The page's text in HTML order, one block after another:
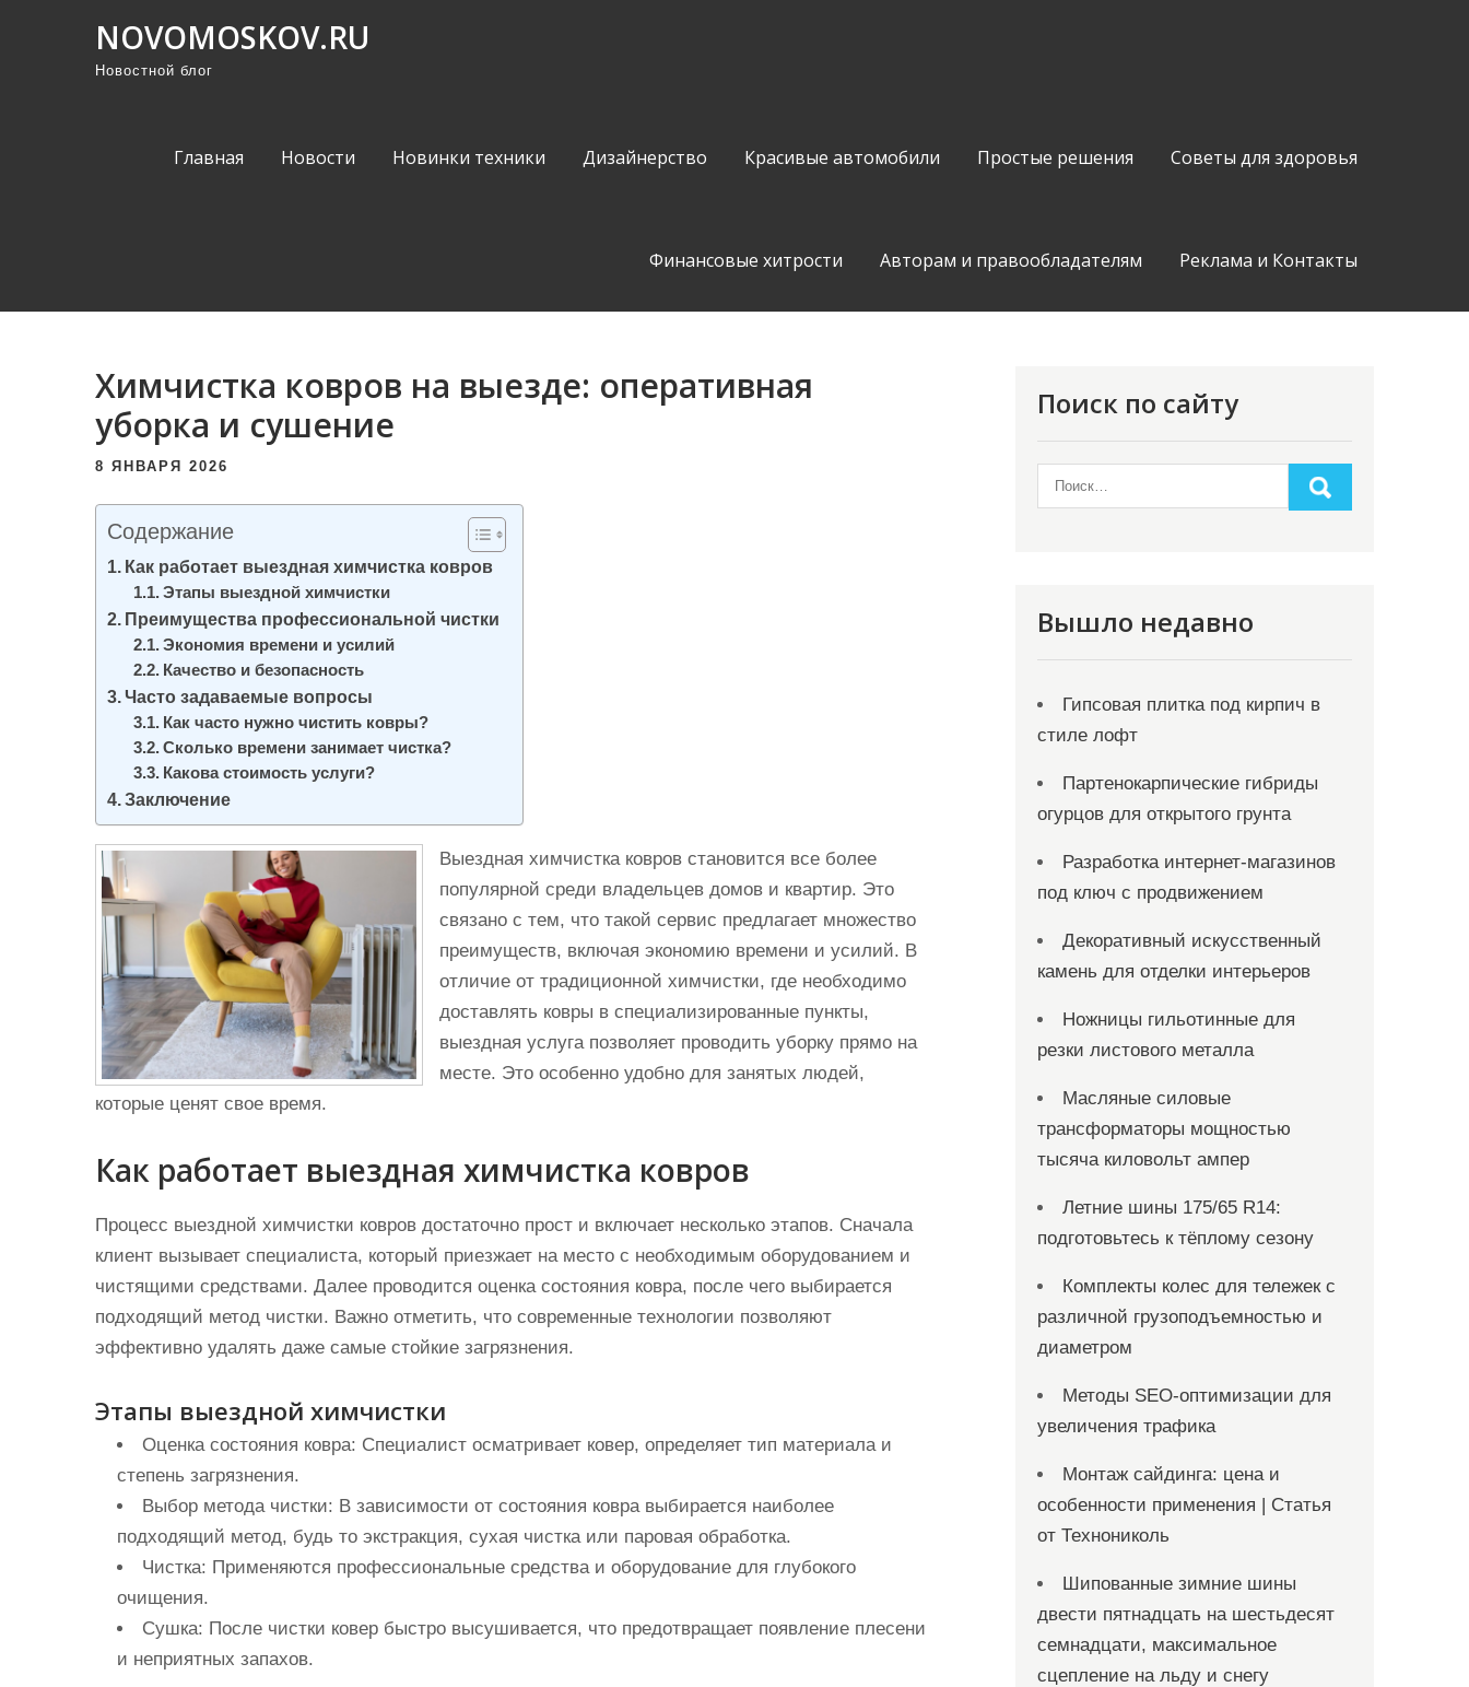
NOVOMOSKOV.RU
Новостной блог
Главная Новости Новинки техники Дизайнерство Красивые автомобили Простые решения Советы для здоровья
Финансовые хитрости Авторам и правообладателям Реклама и Контакты
Химчистка ковров на выезде: оперативная
уборка и сушение
8 ЯНВАРЯ 2026
Содержание
Как работает выездная химчистка ковров
Этапы выездной химчистки
Преимущества профессиональной чистки
Экономия времени и усилий
Качество и безопасность
Часто задаваемые вопросы
Как часто нужно чистить ковры?
Сколько времени занимает чистка?
Какова стоимость услуги?
Заключение
Выездная химчистка ковров становится все более
популярной среди владельцев домов и квартир. Это
связано с тем, что такой сервис предлагает множество
преимуществ, включая экономию времени и усилий. В
отличие от традиционной химчистки, где необходимо
доставлять ковры в специализированные пункты,
выездная услуга позволяет проводить уборку прямо на
месте. Это особенно удобно для занятых людей,
которые ценят свое время.
Как работает выездная химчистка ковров
Процесс выездной химчистки ковров достаточно прост и включает несколько этапов. Сначала
клиент вызывает специалиста, который приезжает на место с необходимым оборудованием и
чистящими средствами. Далее проводится оценка состояния ковра, после чего выбирается
подходящий метод чистки. Важно отметить, что современные технологии позволяют
эффективно удалять даже самые стойкие загрязнения.
Этапы выездной химчистки
Оценка состояния ковра: Специалист осматривает ковер, определяет тип материала и
степень загрязнения.
Выбор метода чистки: В зависимости от состояния ковра выбирается наиболее
подходящий метод, будь то экстракция, сухая чистка или паровая обработка.
Чистка: Применяются профессиональные средства и оборудование для глубокого
очищения.
Сушка: После чистки ковер быстро высушивается, что предотвращает появление плесени
и неприятных запахов.
Поиск по сайту
Вышло недавно
Гипсовая плитка под кирпич в
стиле лофт
Партенокарпические гибриды
огурцов для открытого грунта
Разработка интернет-магазинов
под ключ с продвижением
Декоративный искусственный
камень для отделки интерьеров
Ножницы гильотинные для
резки листового металла
Масляные силовые
трансформаторы мощностью
тысяча киловольт ампер
Летние шины 175/65 R14:
подготовьтесь к тёплому сезону
Комплекты колес для тележек с
различной грузоподъемностью и
диаметром
Методы SEO-оптимизации для
увеличения трафика
Монтаж сайдинга: цена и
особенности применения | Статья
от Технониколь
Шипованные зимние шины
двести пятнадцать на шестьдесят
семнадцати, максимальное
сцепление на льду и снегу